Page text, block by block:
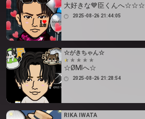
大好きな💙臣くんへ☆☆☆
2025-08-26 21:44:05
☆がきちゃん☆
☆ØMIへ☆
2025-08-26 21:28:54
RIKA IWATA